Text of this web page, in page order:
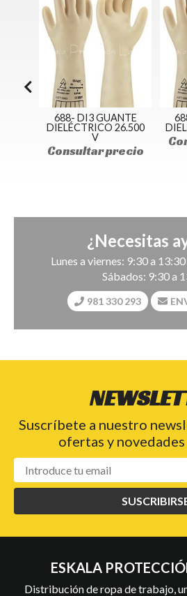
688- DI3 GUANTE
DIELÉCTRICO 26.500
V
Consultar precio
¿Necesitas
Lunes a viernes: 9:30 a
Sábados: 9:30 a
981 330 293
Suscríbete a nuestro
ofertas y novedades
ESKALA
Distribución de ropa de trabajo,